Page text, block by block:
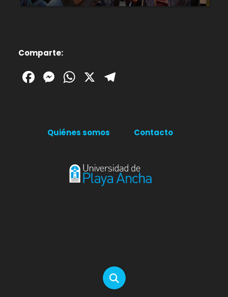
Comparte:
Facebook
Messenger
WhatsApp
X
Quiénes somos Contacto